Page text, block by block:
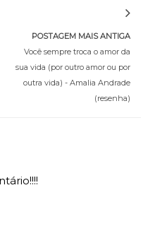
POSTAGEM MAIS ANTIGA
Você sempre troca o amor da
sua vida (por outro amor ou por
outra vida) - Amalia Andrade
(resenha)